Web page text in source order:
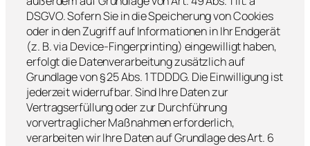
DSGVO. Sofern Sie in die Speicherung von Cookies
oder in den Zugriff auf Informationen in Ihr Endgerät
(z. B. via Device-Fingerprinting) eingewilligt haben,
erfolgt die Datenverarbeitung zusätzlich auf
Grundlage von § 25 Abs. 1 TDDDG. Die Einwilligung ist
jederzeit widerrufbar. Sind Ihre Daten zur
Vertragserfüllung oder zur Durchführung
vorvertraglicher Maßnahmen erforderlich,
verarbeiten wir Ihre Daten auf Grundlage des Art. 6